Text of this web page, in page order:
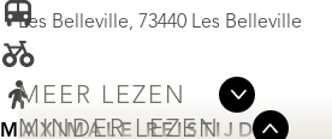
Les Belleville, 73440 Les Belleville
MEER LEZEN
MINDER LEZEN
MAXIMALE REISTIJD